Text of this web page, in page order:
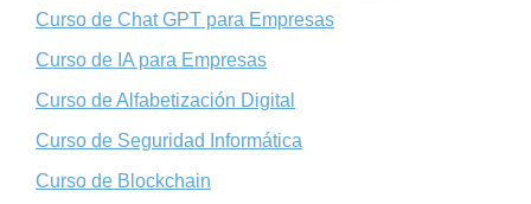
Curso de Chat GPT para Empresas
Curso de IA para Empresas
Curso de Alfabetización Digital
Curso de Seguridad Informática
Curso de Blockchain